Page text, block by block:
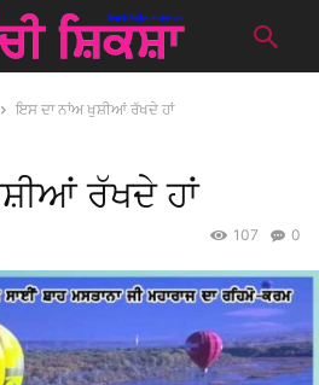
ਇਸ ਦਾ ਨਾਂਅ ਖੁਸ਼ੀਆਂ ਰੱਖਦੇ ਹਾਂ
ਰੱਖਦੇ ਹਾਂ
0
107